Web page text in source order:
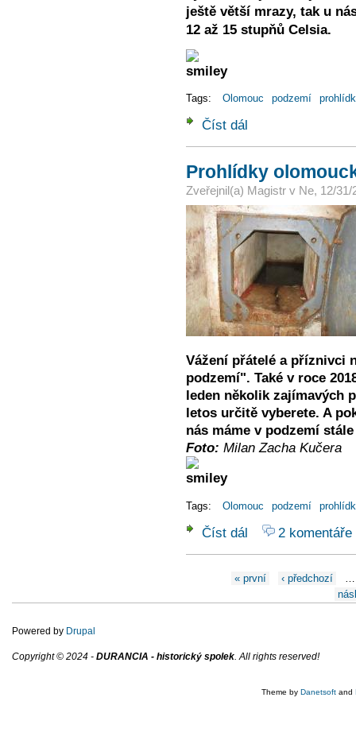
ještě větší mrazy, tak u
12 až 15 stupňů Celsia.
Tags: Olomouc podzemí
Číst dál
Prohlídky
Zveřejnil(a) Magistrv Ne, 12/31/
Vážení přátelé a příznivci
podzemí". Také v roce
leden několik zajímavých
letos určitě vyberete. A
nás máme v podzemí
Foto: Milan Zacha Kučera
Tags: Olomouc podzemí
Číst dál Prohlídky2 komentáře
Stránky« první ‹ předchozí
Powered by Drupal
Copyright © 2024 - DURANCIA - historický spolek . All rights reserved!
Theme by Danetsoft and